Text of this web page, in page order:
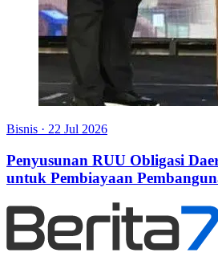
Bisnis · 22 Jul 2026
Penyusunan RUU Obligasi
untuk Pembiayaan